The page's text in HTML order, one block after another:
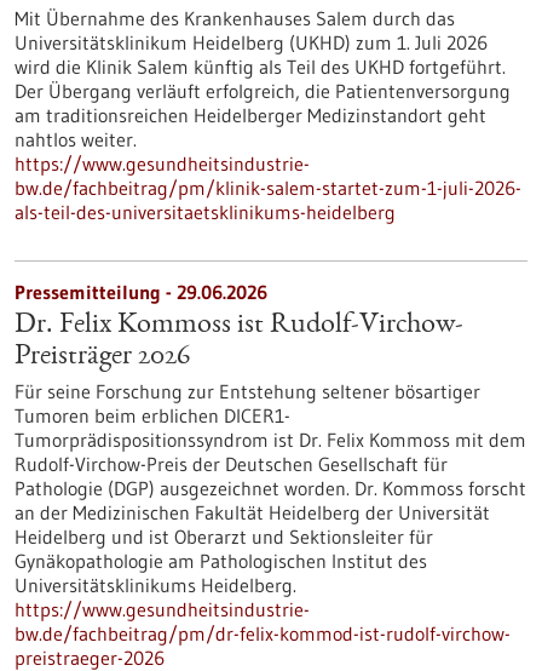
Mit Übernahme des Krankenhauses Salem durch das
Universitätsklinikum Heidelberg (UKHD) zum 1. Juli 2026
wird die Klinik Salem künftig als Teil des UKHD fortgeführt.
Der Übergang verläuft erfolgreich, die Patientenversorgung
am traditionsreichen Heidelberger Medizinstandort geht
nahtlos weiter.
https://www.gesundheitsindustrie-
bw.de/fachbeitrag/pm/klinik-salem-startet-zum-1-juli-2026-
als-teil-des-universitaetsklinikums-heidelberg
Pressemitteilung - 29.06.2026
Dr. Felix Kommoss ist Rudolf-Virchow-
Preisträger 2026
Für seine Forschung zur Entstehung seltener bösartiger
Tumoren beim erblichen DICER1-
Tumorprädispositionssyndrom ist Dr. Felix Kommoss mit dem
Rudolf-Virchow-Preis der Deutschen Gesellschaft für
Pathologie (DGP) ausgezeichnet worden. Dr. Kommoss forscht
an der Medizinischen Fakultät Heidelberg der Universität
Heidelberg und ist Oberarzt und Sektionsleiter für
Gynäkopathologie am Pathologischen Institut des
Universitätsklinikums Heidelberg.
https://www.gesundheitsindustrie-
bw.de/fachbeitrag/pm/dr-felix-kommod-ist-rudolf-virchow-
preistraeger-2026